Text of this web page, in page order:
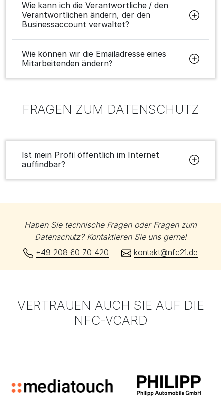
Wie kann ich die Verantwortliche / den
Verantwortlichen ändern, der den
Businessaccount verwaltet?
Wie können wir die Emailadresse eines
Mitarbeitenden ändern?
FRAGEN ZUM DATENSCHUTZ
Ist mein Profil öffentlich im Internet
auffindbar?
Haben Sie technische Fragen oder Fragen zum
Datenschutz? Kontaktieren Sie uns gerne!
+49 208 60 70 420
kontakt@nfc21.de
VERTRAUEN AUCH SIE AUF DIE
NFC-VCARD